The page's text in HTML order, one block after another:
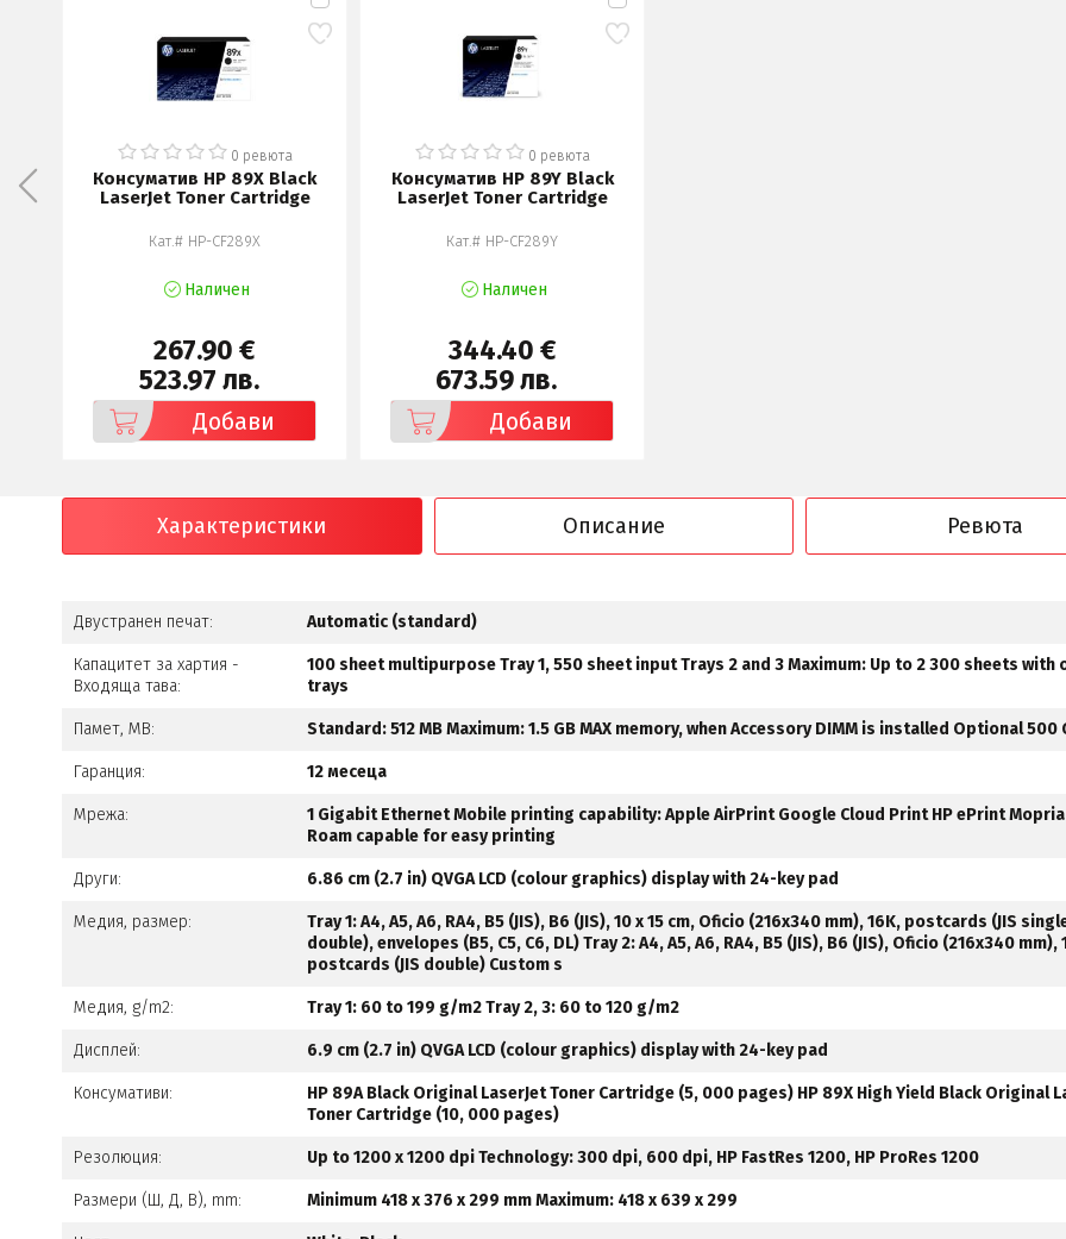
0 ревюта
Консуматив HP 89X Black
LaserJet Toner Cartridge
Кат.# HP-CF289X
Наличен
267.90 €
523.97 лв.
Добави
0 ревюта
Консуматив HP 89Y Black
LaserJet Toner Cartridge
Кат.# HP-CF289Y
Наличен
344.40 €
673.59 лв.
Добави
Характеристики Описание Ревюта
Двустранен печат: Automatic (standard)
Капацитет за хартия -
Входяща тава:
100 sheet multipurpose Tray 1, 550 sheet input Trays 2 and 3 Maximum: Up to 2 300 sheets with
trays
Памет, MB: Standard: 512 MB Maximum: 1.5 GB MAX memory, when Accessory DIMM is installed Optional 500
Гаранция: 12 месеца
Мрежа:
1 Gigabit Ethernet Mobile printing capability: Apple AirPrint Google Cloud Print HP ePrint
Roam capable for easy printing
Други: 6.86 cm (2.7 in) QVGA LCD (colour graphics) display with 24-key pad
Медия, размер:
Tray 1: A4, A5, A6, RA4, B5 (JIS), B6 (JIS), 10 x 15 cm, Oficio (216x340 mm), 16K, postcards (JIS
double), envelopes (B5, C5, C6, DL) Tray 2: A4, A5, A6, RA4, B5 (JIS), B6 (JIS), Oficio (216x340 mm),
postcards (JIS double) Custom s
Медия, g/m2: Tray 1: 60 to 199 g/m2 Tray 2, 3: 60 to 120 g/m2
Дисплей: 6.9 cm (2.7 in) QVGA LCD (colour graphics) display with 24-key pad
Консумативи:
HP 89A Black Original LaserJet Toner Cartridge (5, 000 pages) HP 89X High Yield Black Original
Toner Cartridge (10, 000 pages)
Резолюция: Up to 1200 x 1200 dpi Technology: 300 dpi, 600 dpi, HP FastRes 1200, HP ProRes 1200
Размери (Ш, Д, В), mm: Minimum 418 x 376 x 299 mm Maximum: 418 x 639 x 299